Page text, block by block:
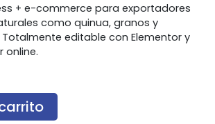
+ e-commerce para exportadores
como quinua, granos y
editable con Elementor y
online.